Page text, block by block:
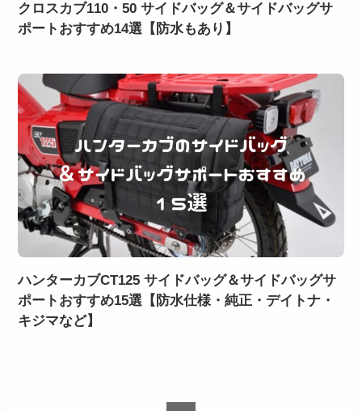
クロスカブ110・50 サイドバッグ＆サイドバッグサ
ポートおすすめ14選【防水もあり】
ハンターカブCT125 サイドバッグ＆サイドバッグサ
ポートおすすめ15選【防水仕様・純正・デイトナ・
キジマなど】